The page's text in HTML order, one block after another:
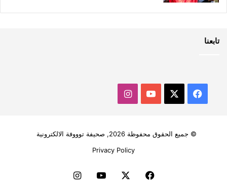
تابعنا
فيسبوك ‫YouTubeانستقرام
© جميع الحقوق محفوظة 2026, صحيفة توووفة الالكترونية
Privacy Policy
فيسبوك ‫YouTubeانستقرام